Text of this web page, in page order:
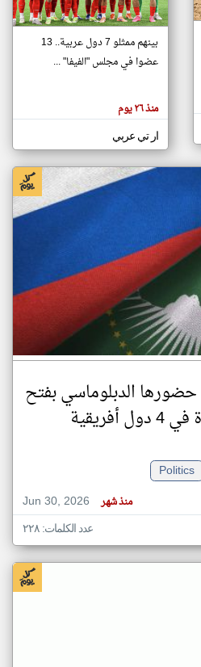
تغيير الدولة
اخبار جزر القمر على مدار الساعة
أهم اخبار جزر القمر العاجلة والمباشرة
بينهم ممثلو 7 دول عربية.. 13
عضوا في مجلس "الفيفا" ...
منذ ٢٦ يوم
ار تي عربي
الدبلوماسي بفتح
Politics
Jun 30, 2026
منذ شهر
عدد الكلمات: ٢٢٨
klyoum.com